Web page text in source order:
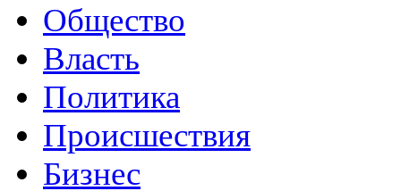
Общество
Власть
Политика
Происшествия
Бизнес